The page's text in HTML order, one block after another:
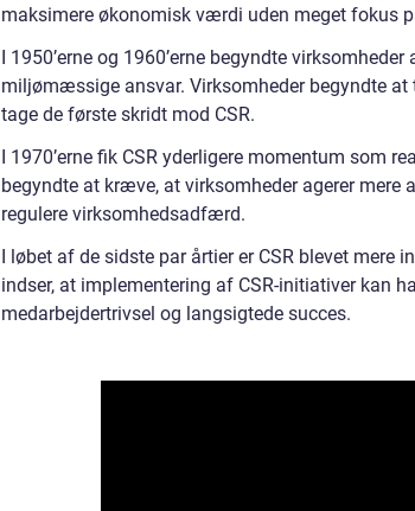
maksimere økonomisk værdi uden meget fokus
I 1950’erne og 1960’erne begyndte
miljømæssige ansvar. Virksomheder begyndte
tage de første skridt mod CSR.
I 1970’erne fik CSR yderligere momentum som
begyndte at kræve, at virksomheder agerer
regulere virksomhedsadfærd.
I løbet af de sidste par årtier er CSR blevet
indser, at implementering af CSR-initiativer kan
medarbejdertrivsel og langsigtede succes.